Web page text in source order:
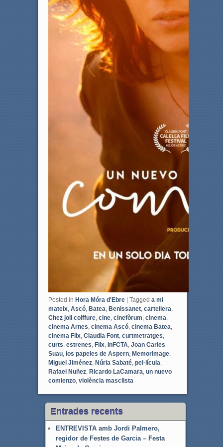
Posted in Hora Móra d'Ebre | Tagged a mi
mateix, Ascó, Batea Benissanet, cartellera
Chez joli coiffure, cine, cinefòrum cinema
cinema Arnes cinema Ascó, cinema Batea
cinema Flix, Claudia Font, curtmetratges
curts estrenes Flix, InFCTA Joan Carles
Suau, los papeles de Aspern, Memorimage,
Miguel Jiménez, Núria Sabaté, pel·lícula
Rafael Nuñez, Ricardo LaCamara un nuevo
comienzo, violència masclista
Entrades recents
ENTREVISTA amb Jordi Palmero,
regidor de Festes de Garcia – Festa